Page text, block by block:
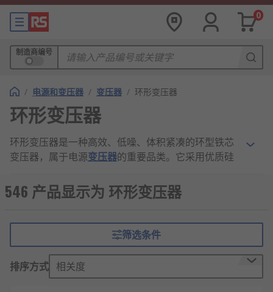
0
制造商编号
/ 电源和变压器 / 变压器 / 环形变压器
环形变压器
环形变压器是一种高效、低噪、体积紧凑的环型铁芯
变压器，属于电源变压器的重要品类。它采用优质硅
磁路短、漏磁极小，因此转换效率高、空载损耗低、
电磁干扰弱。
环形变压器工作原理
首先，需将环形变压器接入适配的交流电路，原线圈
便会通入交变电流，由此产生交变磁场。环形铁芯会
546 产品显示为 环形变压器
筛选条件
排序方式 相关度